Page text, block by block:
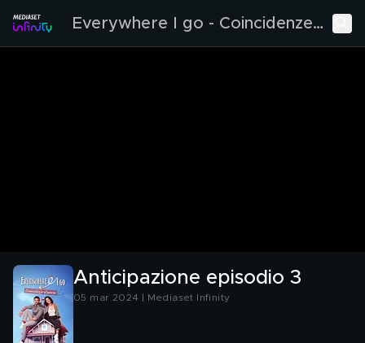
Everywhere I go - Coincidenze
d'amore
Anticipazione episodio 3
05 mar 2024 | Mediaset Infinity